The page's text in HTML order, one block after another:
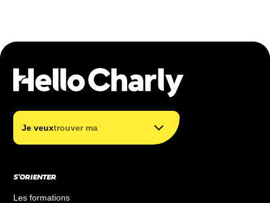
Je veuxtrouver ma form
trouver mon métier
financer ma formation
S’ORIENTER
Les formations